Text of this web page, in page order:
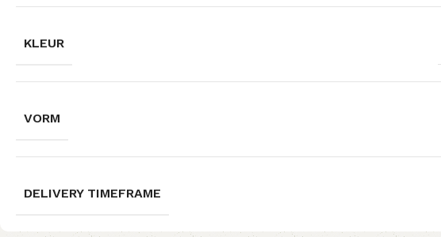
KLEUR
VORM
DELIVERY TIMEFRAME